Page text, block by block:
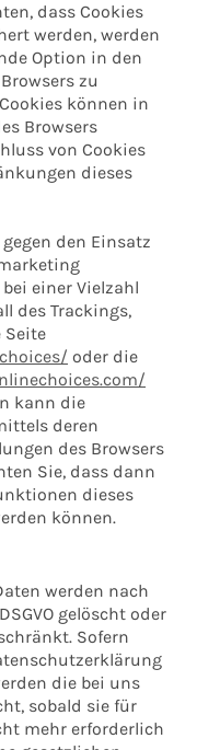
dass Cookies
werden, werden
Option in den
zu
können in
Browsers
von Cookies
dieses
den Einsatz
einer Vielzahl
des Trackings,
Seite
oder die
kann die
deren
des Browsers
Sie, dass dann
dieses
können.
werden nach
gelöscht oder
Sofern
die bei uns
sobald sie für
mehr erforderlich